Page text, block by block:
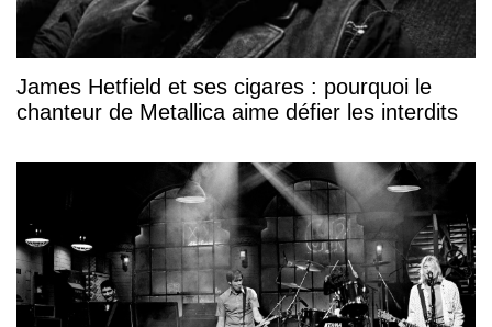
James Hetfield et ses cigares : pourquoi le
chanteur de Metallica aime défier les interdits